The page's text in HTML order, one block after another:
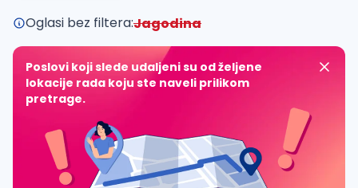
Oglasi bez filtera:Jagodina
Poslovi koji slede udaljeni su od željene
lokacije rada koju ste naveli prilikom
pretrage.